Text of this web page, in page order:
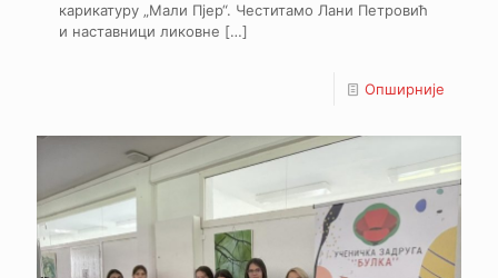
карикатуру „Мали Пјер“. Честитамо Лани Петровић
и наставници ликовне […]
Опширније